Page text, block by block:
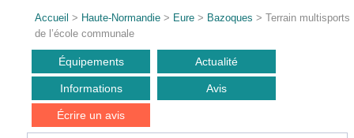
Accueil > Haute-Normandie > Eure > Bazoques > Terrain multisports
de l’école communale
Équipements Actualité
Informations Avis
Écrire un avis